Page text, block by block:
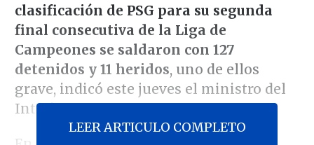
clasificación de PSG para su segunda
final consecutiva de la Liga de
Campeones se saldaron con 127
detenidos y 11 heridos, uno de ellos
grave, indicó este jueves el ministro del
Interior, Laurent Nuñez.
LEER ARTICULO COMPLETO